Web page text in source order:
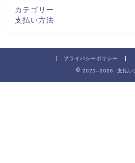
カテゴリー
支払い方法
プライバシーポリシー
2021–2026 支払い